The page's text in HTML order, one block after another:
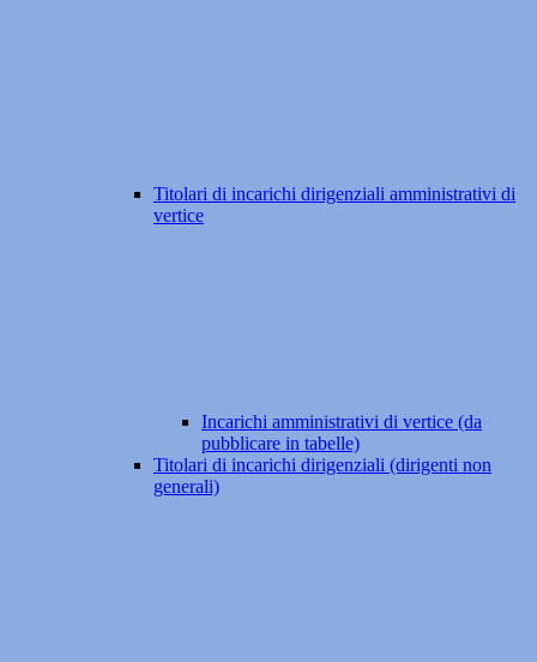
Titolari di incarichi dirigenziali amministrativi di
vertice
Incarichi amministrativi di vertice (da
pubblicare in tabelle)
Titolari di incarichi dirigenziali (dirigenti non
generali)